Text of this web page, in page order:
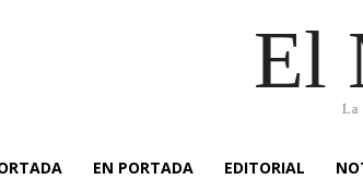
El
La
EN PORTADA EDITORIAL